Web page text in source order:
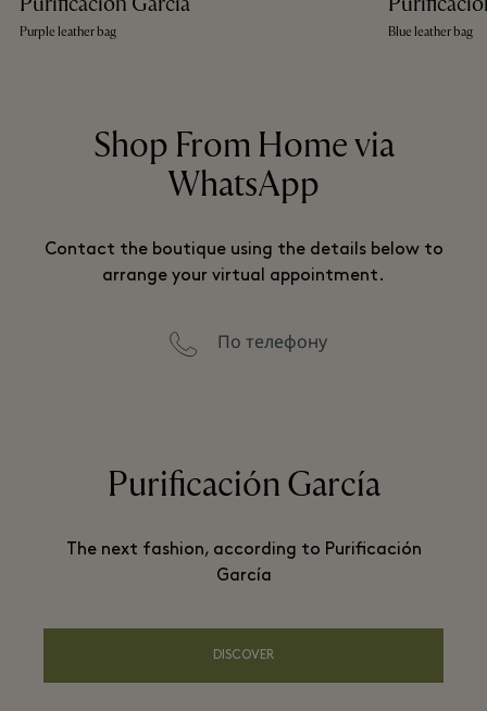
Purple leather bag Blue leather bag
Shop From Home via
WhatsApp
Contact the boutique using the details below to
arrange your virtual appointment.
По телефону
Purificación García
The next fashion, according to Purificación
García
DISCOVER